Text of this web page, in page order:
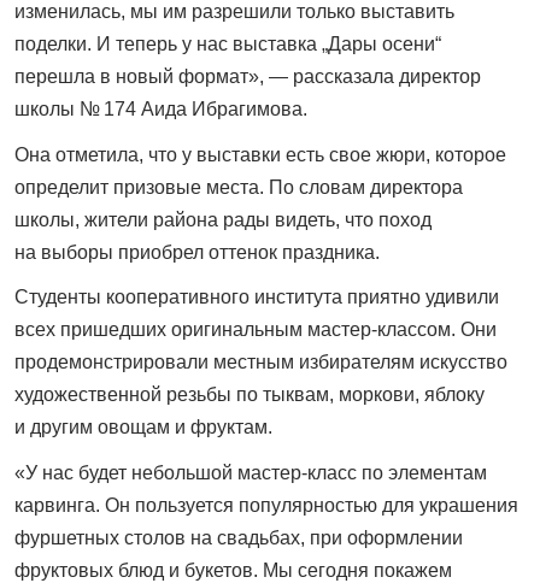
изменилась, мы им разрешили только выставить
поделки. И теперь у нас выставка „Дары осени“
перешла в новый формат», — рассказала директор
школы № 174 Аида Ибрагимова.
Она отметила, что у выставки есть свое жюри, которое
определит призовые места. По словам директора
школы, жители района рады видеть, что поход
на выборы приобрел оттенок праздника.
Студенты кооперативного института приятно удивили
всех пришедших оригинальным мастер-классом. Они
продемонстрировали местным избирателям искусство
художественной резьбы по тыквам, моркови, яблоку
и другим овощам и фруктам.
«У нас будет небольшой мастер-класс по элементам
карвинга. Он пользуется популярностью для украшения
фуршетных столов на свадьбах, при оформлении
фруктовых блюд и букетов. Мы сегодня покажем